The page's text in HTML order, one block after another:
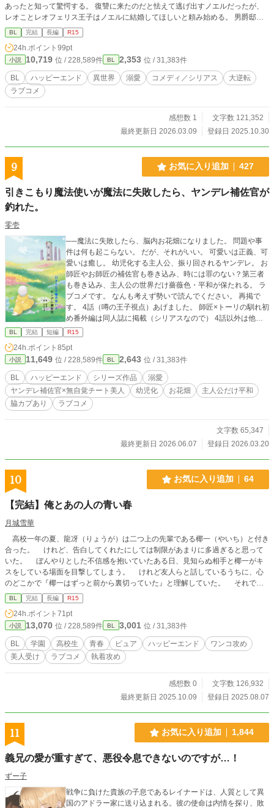
あったと知って驚愕する。 復讐に来たのだと怯えて逃げ出すノエルだったが、
レオことレオフェリス王子はノエルに結婚してほしいと頼み始める。 男爵邸に
滞在すると言い出す王子は「自分はあなたの犬だ」と主張し、ノエルは混乱する
しかない。見通しの立たない返済計画、積極的な犬王子、友人からのありえない
提案と、悩みは尽きない美貌の男爵。 借金完済までの道のりは遠い。
BL 完結 長編 R15
24h.ポイント 99pt
小説 10,719 位 / 228,589件 BL 2,353 位 / 31,383件
BL ハッピーエンド 異世界 溺愛 コメディ／シリアス
大逆転
ラブコメ
感想数 1
文字数 121,352
最終更新日 2026.03.09
登録日 2025.10.30
9 お気に入り追加 427
引きこもり魔法使いが魔法に失敗したら、ヤンデレ補佐官が
釣れた。
零壱
──魔法に失敗したら、脳内お花畑になりました。 問題や事
件は何も起こらない。 だが、それがいい。 可愛いは正義、可
愛いは癒し。 幼児化する主人公、振り回されるヤンデレ。 お
師匠やお師匠の補佐官も巻き込み、時には罪のない？第三者
も巻き込み、主人公の世界だけ薔薇色・平和が保たれる。 ラ
ブコメです。 なんも考えず勢いで読んでください。 再掲で
す。 4話（噂の王子視点）あげました。 師匠×トーリの馴れ初
め番外編は同人誌に掲載（シリアスなので） 4話以外は他サ
イトにも再掲しています。
BL 完結 短編 R15
24h.ポイント 85pt
小説 11,649 位 / 228,589件 BL 2,643 位 / 31,383件
BL ハッピーエンド シリーズ作品
溺愛
ヤンデレ補佐官×無自覚チート美人
幼児化 お花畑
主人公だけ平和
脇カプあり
ラブコメ
文字数 65,347
最終更新日 2026.06.07
登録日 2026.03.20
10 お気に入り追加 64
【完結】俺とあの人の青い春
月城雪華
高校一年の夏、龍冴（りょうが）は二つ上の先輩である椰一（やいち）と付き
合った。 けれど、告白してくれたにしては制限があまりに多過ぎると思って
いた。 ぼんやりとした不信感を抱いていたある日、見知らぬ相手と椰一がキ
スをしている場面を目撃してしまう。 けれど友人らと話しているうちに、心
のどこかで『椰一はずっと前から裏切っていた』と理解していた。 それでも
悲しさで熱い雫が溢れてきて、ひと気のない物陰に座り込んで泣いていると、ふ
と目の前に影が差す。 「大丈夫か？」 涙に濡れた瞳で見上げると、月曜日の
朝──その数日前にも件の二人を見掛け、書籍を落としたのだがわざわざ教室ま
で届けてくれたのだ──にも会った、一学年上の大和（やまと）という男だっ
た。
BL 完結 長編 R15
24h.ポイント 71pt
小説 13,070 位 / 228,589件 BL 3,001 位 / 31,383件
BL 学園 高校生 青春 ピュア ハッピーエンド
ワンコ攻め
美人受け
ラブコメ 執着攻め
感想数 0
文字数 126,932
最終更新日 2025.10.09
登録日 2025.08.07
11 お気に入り追加 1,844
義兄の愛が重すぎて、悪役令息できないのですが…！
ずー子
戦争に負けた貴族の子息であるレイナードは、人質として異
国のアドラー家に送り込まれる。彼の使命は内情を探り、敗